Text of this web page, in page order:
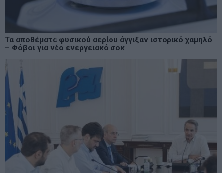
Τα αποθέματα φυσικού αερίου άγγιξαν ιστορικό χαμηλό
– Φόβοι για νέο ενεργειακό σοκ